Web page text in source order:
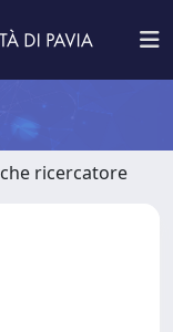
ricercatore